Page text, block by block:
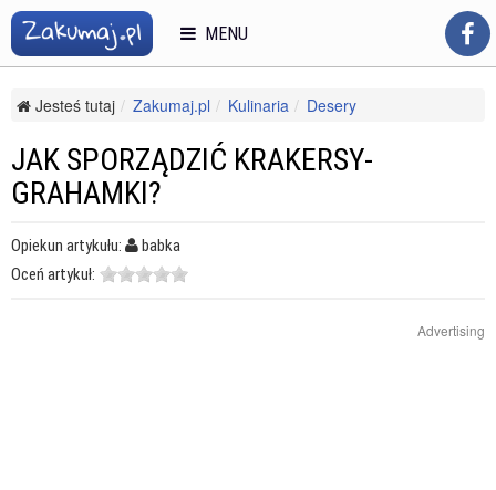
Jesteś tutaj Zakumaj.pl Kulinaria
Desery
JAK SPORZĄDZIĆ KRAKERSY-
GRAHAMKI?
Opiekun artykułu:
babka
Oceń artykuł:
Advertising
MENU